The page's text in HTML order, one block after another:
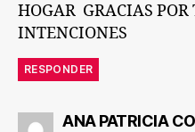
HOGAR GRACIAS POR
INTENCIONES
RESPONDER
ANA PATRICIA